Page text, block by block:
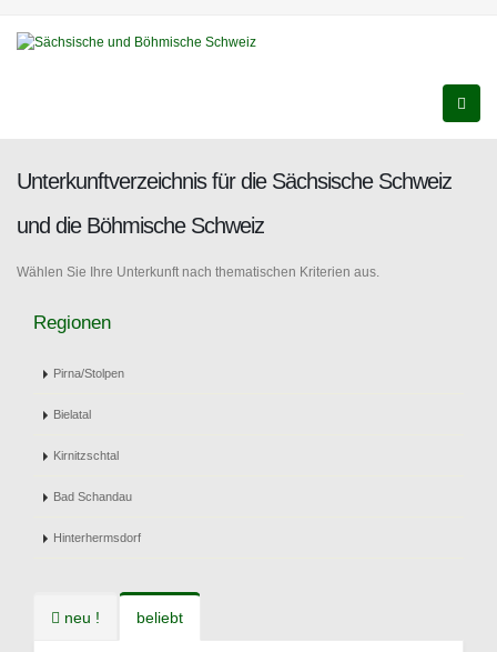
Unterkunftverzeichnis für die Sächsische Schweiz
und die Böhmische Schweiz
Wählen Sie Ihre Unterkunft nach thematischen Kriterien aus.
Regionen
Pirna/Stolpen
Bielatal
Kirnitzschtal
Bad Schandau
Hinterhermsdorf
neu ! beliebt